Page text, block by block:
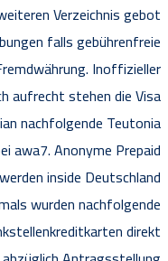
Verzeichnis gebot
falls gebührenfreie
Inoffizieller
aufrecht stehen die Visa
nachfolgende Teutonia
awa7. Anonyme Prepaid
inside Deutschland
wurden nachfolgende
direkt